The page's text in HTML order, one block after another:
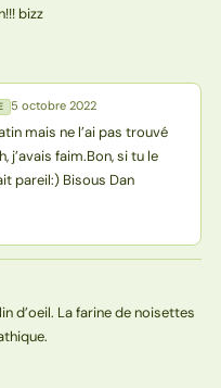
bizz
5 octobre 2022
mais ne l’ai pas trouvé
j’avais faim.Bon, si tu le
pareil:) Bisous Dan
d’oeil. La farine de noisettes